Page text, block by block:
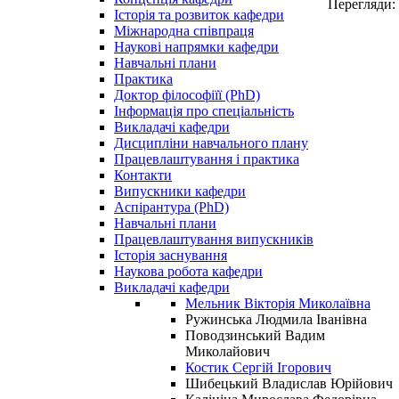
Історія та розвиток кафедри
Міжнародна співпраця
Наукові напрямки кафедри
Навчальні плани
Практика
Доктор філософіїї (PhD)
Інформація про спеціальність
Викладачі кафедри
Дисципліни навчального плану
Працевлаштування і практика
Контакти
Випускники кафедри
Аспірантура (PhD)
Навчальні плани
Працевлаштування випускників
Історія заснування
Наукова робота кафедри
Викладачі кафедри
Мельник Вікторія Миколаївна
Ружинська Людмила Іванівна
Поводзинський Вадим
Миколайович
Костик Сергій Ігорович
Шибецький Владислав Юрійович